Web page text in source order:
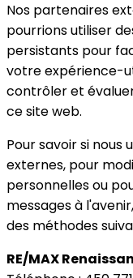
Nos partenaires
pourrions utiliser
persistants pour
votre expérience-
contrôler et
ce site web.
Pour savoir si nous
externes, pour
personnelles ou
messages à
des méthodes
RE/MAX